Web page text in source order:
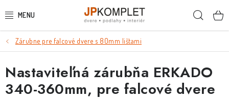
na
PODLAHY
DVERE A ZÁRUBNE
DVERE
Zárubne pre falcové dvere s 80mm lištami
Nastaviteľná zárubňa ERKADO
340-360mm, pre falcové dvere